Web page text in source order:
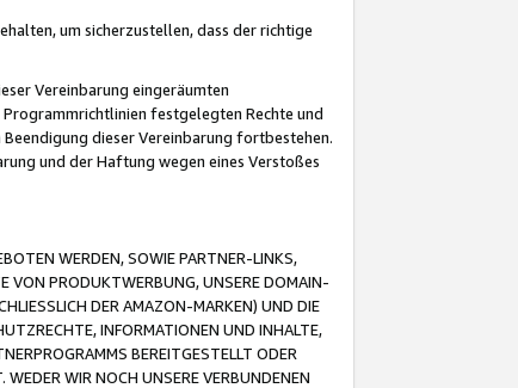
um sicherzustellen, dass der richtige
Vereinbarung eingeräumten
festgelegten Rechte und
dieser Vereinbarung fortbestehen.
und der Haftung wegen eines Verstoßes
WERDEN, SOWIE PARTNER-LINKS,
VON PRODUKTWERBUNG, UNSERE DOMAIN-
DER AMAZON-MARKEN) UND DIE
INFORMATIONEN UND INHALTE,
BEREITGESTELLT ODER
WEDER WIR NOCH UNSERE VERBUNDENEN